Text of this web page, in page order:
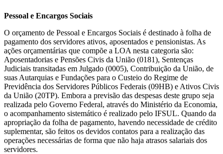
Pessoal e Encargos Sociais
O orçamento de Pessoal e Encargos Sociais é destinado à folha de
pagamento dos servidores ativos, aposentados e pensionistas. As
ações orçamentárias que compõe a LOA nesta categoria são:
Aposentadorias e Pensões Civis da União (0181), Sentenças
Judiciais transitadas em Julgado (0005), Contribuição da União, de
suas Autarquias e Fundações para o Custeio do Regime de
Previdência dos Servidores Públicos Federais (09HB) e Ativos Civis
da União (20TP). Embora a previsão das despesas deste grupo seja
realizada pelo Governo Federal, através do Ministério da Economia,
o acompanhamento sistemático é realizado pelo IFSUL. Quando da
apropriação da folha de pagamento, havendo necessidade de crédito
suplementar, são feitos os devidos contatos para a realização das
operações necessárias de forma que não haja atrasos salariais dos
servidores.